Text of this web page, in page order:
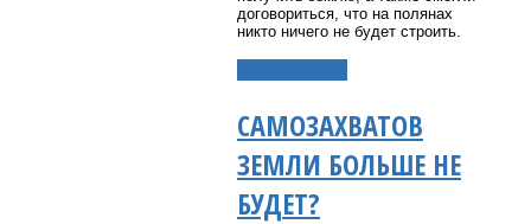
договориться, что на полянах
никто ничего не будет строить.
САМОЗАХВАТОВ
ЗЕМЛИ БОЛЬШЕ НЕ
БУДЕТ?